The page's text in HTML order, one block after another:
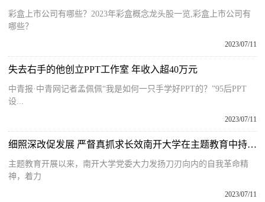
彩盒上市公司有哪些？2023年彩盒概念龙头股一览,彩盒上市公司有
哪些？
2023/07/11
失去右手的他创立PPT工作室 年收入超40万元
中青报·中青网记者孟佩佩“我是如何一只手学好PPT的？”95后PPT
设...
2023/07/11
细照深改促发展 严督真抓求长效南开大学在主题教育中持续推进检视整改
主题教育开展以来，南开大学党委大力发扬刀刃向内的自我革命精
神，着力
2023/07/11